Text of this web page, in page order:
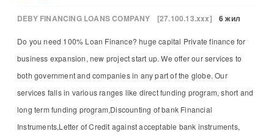
DEBY FINANCING LOANS COMPANY [27.100.13.xxx] 6 жил
Do you need 100% Loan Finance? huge capital Private finance for
business expansion, new project start up. We offer our services to
both government and companies in any part of the globe. Our
services falls in various ranges like direct funding program, short and
long term funding program,Discounting of bank Financial
Instruments,Letter of Credit against acceptable bank instruments,